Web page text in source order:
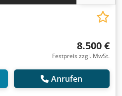
8.500 €
Festpreis zzgl. MwSt.
Anrufen